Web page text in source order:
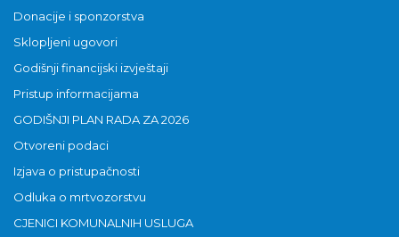
Donacije i sponzorstva
Sklopljeni ugovori
Godišnji financijski izvještaji
Pristup informacijama
GODIŠNJI PLAN RADA ZA 2026
Otvoreni podaci
Izjava o pristupačnosti
Odluka o mrtvozorstvu
CJENICI KOMUNALNIH USLUGA